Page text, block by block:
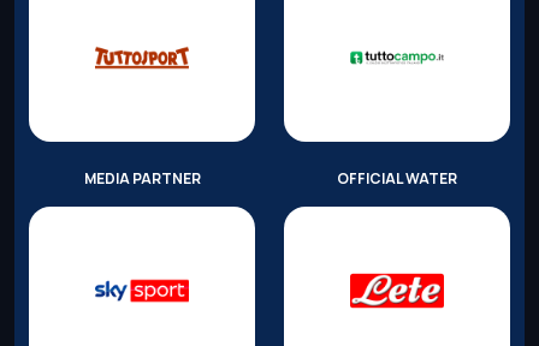
MEDIA PARTNER OFFICIAL WATER